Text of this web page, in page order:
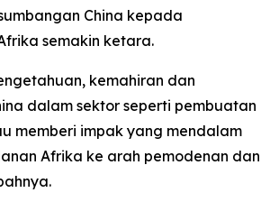
China kepada
semakin ketara.
kemahiran dan
dalam sektor seperti pembuatan
memberi impak yang mendalam
Afrika ke arah pemodenan dan